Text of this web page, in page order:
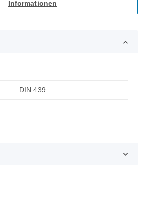
Informationen
DIN 439